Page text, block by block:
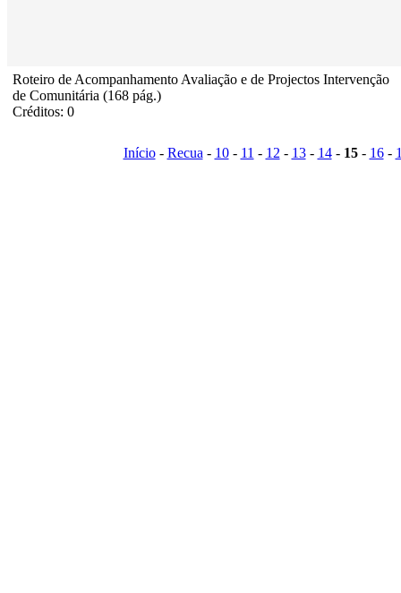
Roteiro de Acompanhamento Avaliação e de Projectos Intervenção
de Comunitária (168 pág.)
Créditos: 0
Início- Recua- 10- 11 - 12- 13- 14- 15- 16-